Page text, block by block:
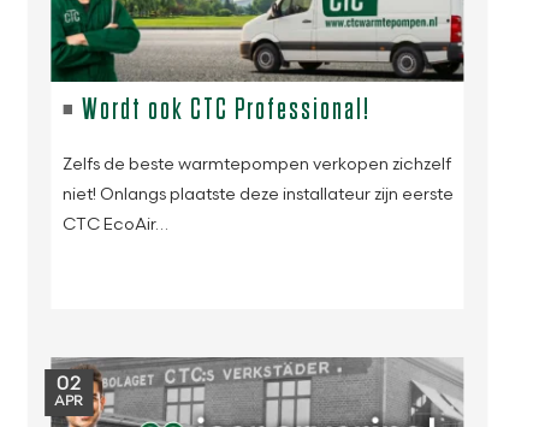
Wordt ook CTC Professional!
Zelfs de beste warmtepompen verkopen zichzelf
niet! Onlangs plaatste deze installateur zijn eerste
CTC EcoAir…
02
APR